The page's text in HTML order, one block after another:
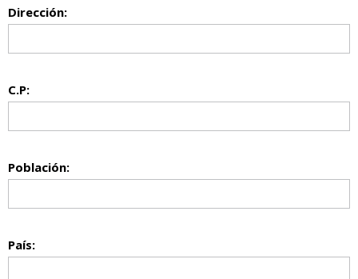
Dirección:
C.P:
Población:
País: